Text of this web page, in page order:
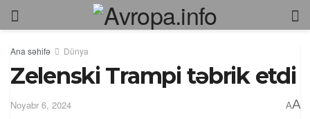
Ana səhifə Dünya
Zelenski Trampi təbrik etdi
Noyabr 6, 2024 AA